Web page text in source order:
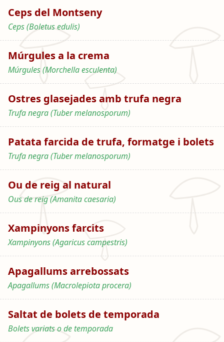
Ceps del Montseny
Ceps (Boletus edulis)
Múrgules a la crema
Múrgules (Morchella esculenta)
Ostres glasejades amb trufa negra
Trufa negra (Tuber melanosporum)
Patata farcida de trufa, formatge i bolets
Trufa negra (Tuber melanosporum)
Ou de reig al natural
Ous de reig (Amanita caesaria)
Xampinyons farcits
Xampinyons (Agaricus campestris)
Apagallums arrebossats
Apagallums (Macrolepiota procera)
Saltat de bolets de temporada
Bolets variats o de temporada